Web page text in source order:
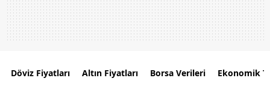
Döviz Fiyatları Altın Fiyatları Borsa Verileri Ekonomik